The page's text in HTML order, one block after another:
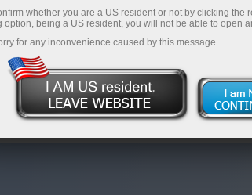
खाता खोलें
Articles
whether you are a US resident or not by clicking the
option, being a US resident, you will not be able to open
for any inconvenience caused by this message.